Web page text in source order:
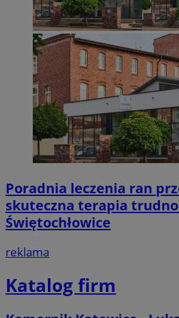
Poradnia leczenia ran
skuteczna terapia
Świętochłowice
reklama
Katalog firm